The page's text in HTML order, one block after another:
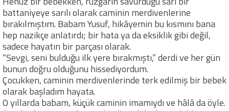
battaniyeye sarılı olarak caminin merdivenlerine
bırakılmıştım. Babam Yusuf, hikâyemin bu kısmını bana
hep nazikçe anlatırdı; bir hata ya da eksiklik gibi değil,
sadece hayatın bir parçası olarak.
“Sevgi, seni bulduğu ilk yere bırakmıştı,” derdi ve her gün
bunun doğru olduğunu hissediyordum.
Çocukken, caminin merdivenlerinde terk edilmiş bir bebek
olarak başladım hayata.
O yıllarda babam, küçük caminin imamıydı ve hâlâ da öyle.